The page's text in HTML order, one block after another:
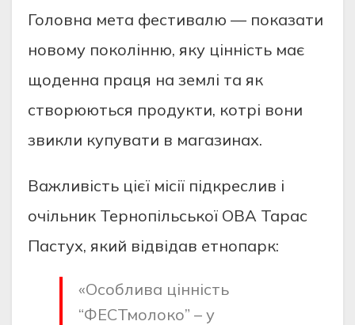
Головна мета фестивалю — показати
новому поколінню, яку цінність має
щоденна праця на землі та як
створюються продукти, котрі вони
звикли купувати в магазинах.
Важливість цієї місії підкреслив і
очільник Тернопільської ОВА Тарас
Пастух, який відвідав етнопарк:
«Особлива цінність
“ФЕСТмолоко” – у